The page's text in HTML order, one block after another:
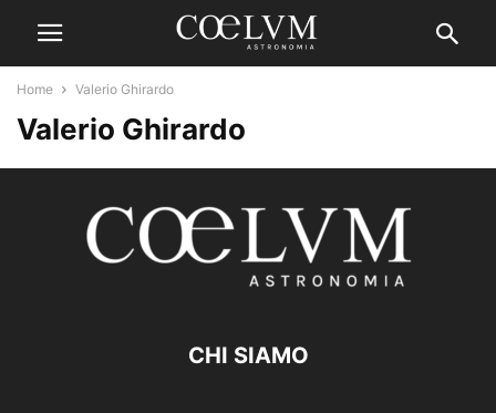
Home Valerio Ghirardo
Valerio Ghirardo
CHI SIAMO